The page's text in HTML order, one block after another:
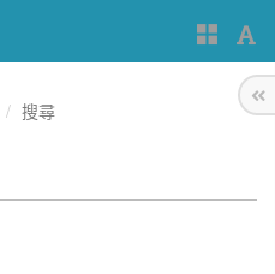
搜尋